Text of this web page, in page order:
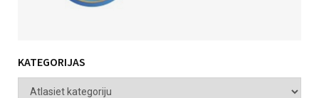
KATEGORIJAS